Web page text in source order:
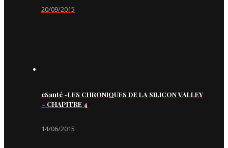
20/09/2015
eSanté -LES CHRONIQUES DE LA SILICON VALLEY
– CHAPITRE 4
14/06/2015